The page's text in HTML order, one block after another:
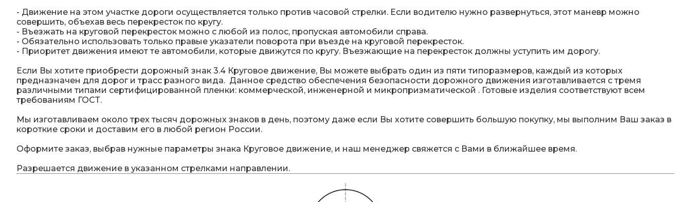
- Движение на этом участке дороги осуществляется только против часовой стрелки. Если водителю нужно развернуться, этот маневр можно
совершить, объехав весь перекресток по кругу.
- Въезжать на круговой перекресток можно с любой из полос, пропуская автомобили справа.
- Обязательно использовать только правые указатели поворота при въезде на круговой перекресток.
- Приоритет движения имеют те автомобили, которые движутся по кругу. Въезжающие на перекресток должны уступить им дорогу.
Если Вы хотите приобрести дорожный знак 3.4 Круговое движение, Вы можете выбрать один из пяти типоразмеров, каждый из которых
предназначен для дорог и трасс разного вида. Данное средство обеспечения безопасности дорожного движения изготавливается с тремя
различными типами сертифицированной пленки: коммерческой, инженерной и микропризматической . Готовые изделия соответствуют всем
требованиям ГОСТ.
Мы изготавливаем около трех тысяч дорожных знаков в день, поэтому даже если Вы хотите совершить большую покупку, мы выполним Ваш заказ в
короткие сроки и доставим его в любой регион России.
Оформите заказ, выбрав нужные параметры знака Круговое движение, и наш менеджер свяжется с Вами в ближайшее время.
Разрешается движение в указанном стрелками направлении.